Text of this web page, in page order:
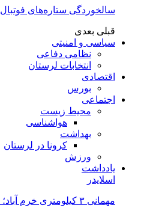
سالخوردگی ستاره‌های فوتبال
قبلی بعدی
سیاسی و امنیتی
نظامی دفاعی
انتخابات لرستان
اقتصادی
بورس
اجتماعی
محیط زیست
هواشناسی
بهداشت
کرونا در لرستان
ورزش
یادداشت
اسلایدر
مهمانی ۳ کیلومتری خرم آباد؛ کاری بزرگ با چند نقد کوچک